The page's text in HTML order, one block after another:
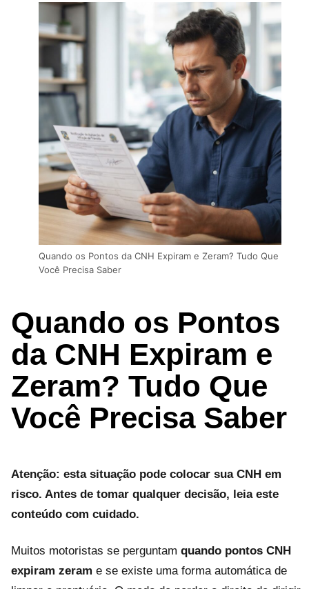
Quando os Pontos da CNH Expiram e Zeram? Tudo Que
Você Precisa Saber
Quando os Pontos
da CNH Expiram e
Zeram? Tudo Que
Você Precisa Saber
Atenção: esta situação pode colocar sua CNH em
risco. Antes de tomar qualquer decisão, leia este
conteúdo com cuidado.
Muitos motoristas se perguntam quando pontos CNH
expiram zeram e se existe uma forma automática de